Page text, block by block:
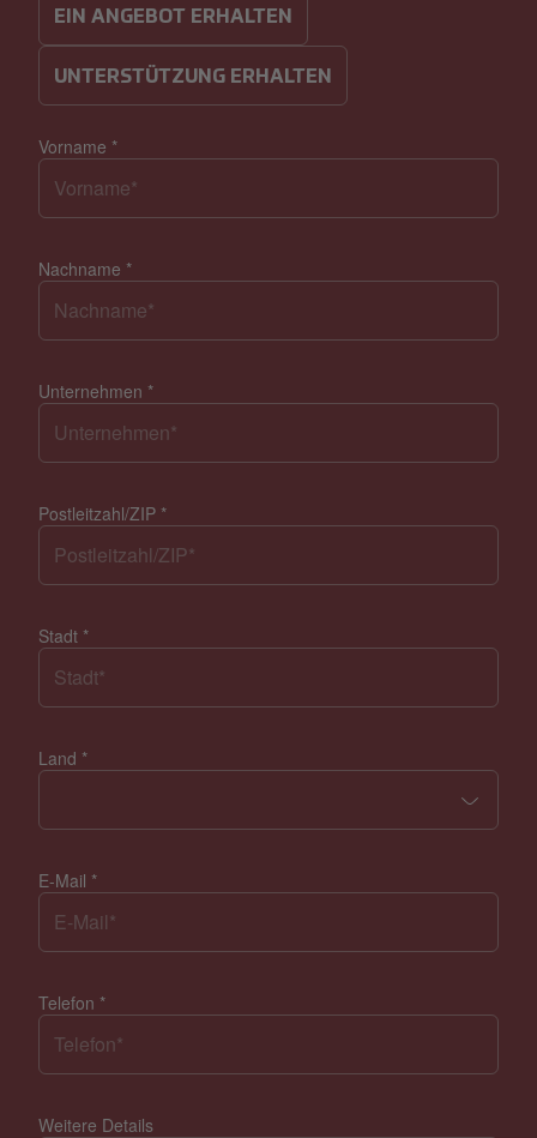
EIN ANGEBOT ERHALTEN
UNTERSTÜTZUNG ERHALTEN
Vorname *
Nachname *
Unternehmen *
Postleitzahl/ZIP *
Stadt *
Land *
E-Mail *
Telefon *
Weitere Details